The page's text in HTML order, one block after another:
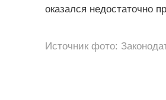
оказался недостаточно
Источник фото: